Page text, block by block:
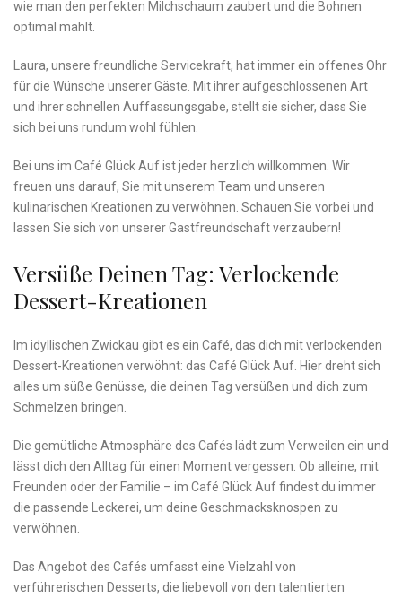
wie man den perfekten Milchschaum⁢ zaubert und ​die Bohnen
optimal mahlt.
Laura, unsere freundliche Servicekraft, hat immer ein‍ offenes Ohr⁣
für die Wünsche unserer Gäste. Mit⁤ ihrer aufgeschlossenen Art
und ihrer schnellen Auffassungsgabe, stellt sie sicher, dass‌ Sie
sich bei uns rundum wohl fühlen.
Bei uns im Café Glück Auf ist jeder herzlich willkommen. Wir
freuen uns darauf, Sie mit unserem Team und unseren
kulinarischen Kreationen zu verwöhnen. Schauen ⁤Sie vorbei und
lassen Sie sich von unserer Gastfreundschaft verzaubern!
Versüße ‌deinen ⁣Tag:⁣ Verlockende
Dessert-Kreationen
Im idyllischen Zwickau gibt es ein Café, ⁣das dich mit verlockenden⁢
Dessert-Kreationen verwöhnt: das Café Glück Auf. Hier​ dreht sich
alles um süße Genüsse, die deinen Tag versüßen und dich zum
Schmelzen bringen.
Die gemütliche ⁣Atmosphäre des⁢ Cafés lädt zum Verweilen ein und
lässt dich den Alltag ​für einen⁢ Moment vergessen. Ob alleine, mit
Freunden oder der Familie – im Café Glück ​Auf findest du⁢ immer
die passende Leckerei, um deine Geschmacksknospen zu
verwöhnen.
Das‍ Angebot des Cafés umfasst‍ eine Vielzahl von
verführerischen Desserts, die liebevoll von den talentierten